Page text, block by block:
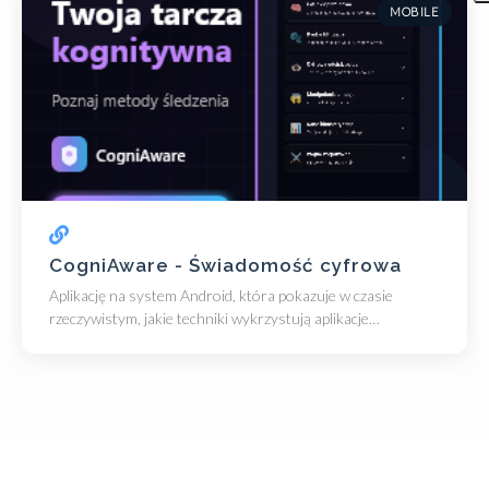
MOBILE
CogniAware - Świadomość cyfrowa
Aplikację na system Android, która pokazuje w czasie
rzeczywistym, jakie techniki wykrzystują aplikacje